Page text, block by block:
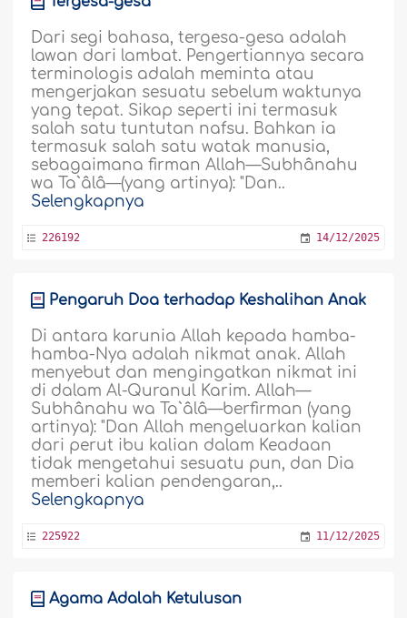
Dari segi bahasa, tergesa-gesa adalah
lawan dari lambat. Pengertiannya secara
terminologis adalah meminta atau
mengerjakan sesuatu sebelum waktunya
yang tepat. Sikap seperti ini termasuk
salah satu tuntutan nafsu. Bahkan ia
termasuk salah satu watak manusia,
sebagaimana firman Allah—Subhânahu
wa Ta`âlâ—(yang artinya): "Dan..
Selengkapnya
226192 14/12/2025
Pengaruh Doa terhadap Keshalihan Anak
Di antara karunia Allah kepada hamba-
hamba-Nya adalah nikmat anak. Allah
menyebut dan mengingatkan nikmat ini
di dalam Al-Quranul Karim. Allah—
Subhânahu wa Ta`âlâ—berfirman (yang
artinya): "Dan Allah mengeluarkan kalian
dari perut ibu kalian dalam Keadaan
tidak mengetahui sesuatu pun, dan Dia
memberi kalian pendengaran,..
Selengkapnya
225922 11/12/2025
Agama Adalah Ketulusan